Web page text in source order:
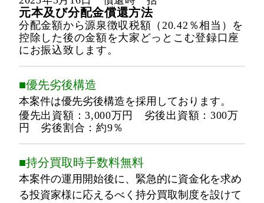
元本及び分配金償還方法
分配金額から源泉徴収税額（20.42％相当）を
控除した後の金額を大家どっとこむ登録口座
にお振込致します。
■優先劣後構造
本案件は優先劣後構造を採用しております。
優先出資額：3,000万円 劣後出資額：300万
円 劣後割合：約9％
■持分買取時手数料無料
本案件の運用開始後に、緊急的に資金化を求め
る投資家様に応えるべく持分買取制度を設けて